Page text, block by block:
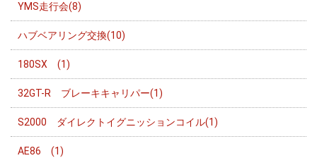
YMS走行会(8)
ハブベアリング交換(10)
180SX (1)
32GT-R ブレーキキャリパー(1)
S2000 ダイレクトイグニッションコイル(1)
AE86 (1)